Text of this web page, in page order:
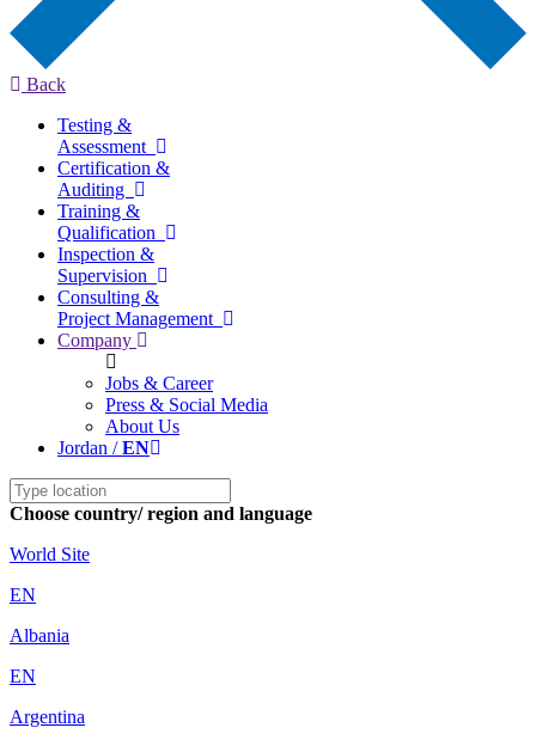
Back
Testing &
Assessment
Certification &
Auditing
Training &
Qualification
Inspection &
Supervision
Consulting &
Project Management
Company
Jobs & Career
Press & Social Media
About Us
Jordan /EN
Choose country/ region and language
World Site
EN
Albania
EN
Argentina